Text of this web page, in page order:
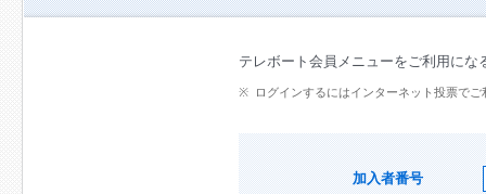
テレボート会員メニューをご利用にな
ログインするにはインターネット投票で
加入者番号